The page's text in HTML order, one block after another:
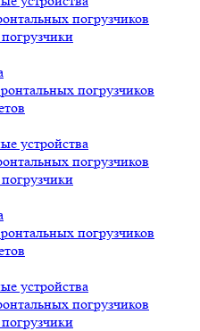
погрузчиков
погрузчиков
устройства
погрузчиков
погрузчиков
устройства
погрузчиков